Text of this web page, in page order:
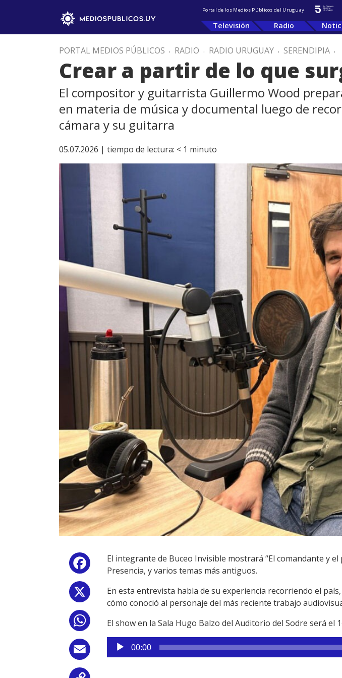
Portal de los Medios Públicos del Uruguay
Televisión Radio
PORTAL MEDIOS PÚBLICOS . RADIO . RADIO URUGUAY . SERENDIPIA .
Crear a partir de lo que
El compositor y guitarrista Guillermo Wood
en materia de música y documental luego de
cámara y su guitarra
05.07.2026 | tiempo de lectura: < 1 minuto
Facebook
WhatsApp
El integrante de Buceo Invisible mostrará “El comandante y
Presencia, y varios temas más antiguos.
En esta entrevista habla de su experiencia recorriendo el
cómo conoció al personaje del más reciente trabajo
El show en la Sala Hugo Balzo del Auditorio del Sodre será el
Reproductor
de
00:00